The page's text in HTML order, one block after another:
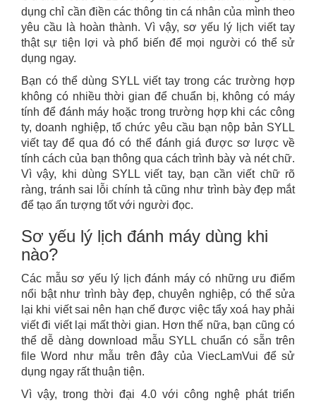
dụng chỉ cần điền các thông tin cá nhân của mình theo
yêu cầu là hoàn thành. Vì vậy, sơ yếu lý lịch viết tay
thật sự tiện lợi và phổ biến để mọi người có thể sử
dụng ngay.
Bạn có thể dùng SYLL viết tay trong các trường hợp
không có nhiều thời gian để chuẩn bị, không có máy
tính để đánh máy hoặc trong trường hợp khi các công
ty, doanh nghiệp, tổ chức yêu cầu bạn nộp bản SYLL
viết tay để qua đó có thể đánh giá được sơ lược về
tính cách của bạn thông qua cách trình bày và nét chữ.
Vì vậy, khi dùng SYLL viết tay, bạn cần viết chữ rõ
ràng, tránh sai lỗi chính tả cũng như trình bày đẹp mắt
để tạo ấn tượng tốt với người đọc.
Sơ yếu lý lịch đánh máy dùng khi
nào?
Các mẫu sơ yếu lý lịch đánh máy có những ưu điểm
nổi bật như trình bày đẹp, chuyên nghiệp, có thể sửa
lại khi viết sai nên hạn chế được việc tẩy xoá hay phải
viết đi viết lại mất thời gian. Hơn thế nữa, bạn cũng có
thể dễ dàng download mẫu SYLL chuẩn có sẵn trên
file Word như mẫu trên đây của ViecLamVui để sử
dụng ngay rất thuận tiện.
Vì vậy, trong thời đại 4.0 với công nghệ phát triển